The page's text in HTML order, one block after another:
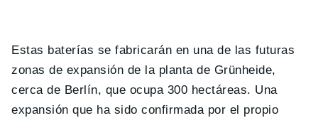
Estas baterías se fabricarán en una de las futuras
zonas de expansión de la planta de Grünheide,
cerca de Berlín, que ocupa 300 hectáreas. Una
expansión que ha sido confirmada por el propio